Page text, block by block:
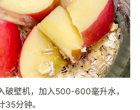
破壁机，加入500-600毫升水，
35分钟。